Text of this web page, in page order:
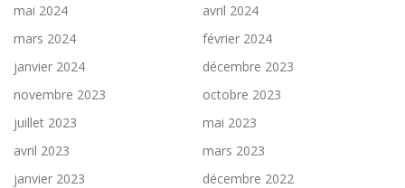
mai 2024
avril 2024
mars 2024
février 2024
janvier 2024
décembre 2023
novembre 2023
octobre 2023
juillet 2023
mai 2023
avril 2023
mars 2023
janvier 2023
décembre 2022